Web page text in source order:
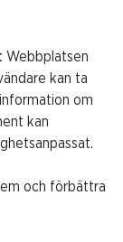
Webbplatsen
kan ta
om
kan
och förbättra